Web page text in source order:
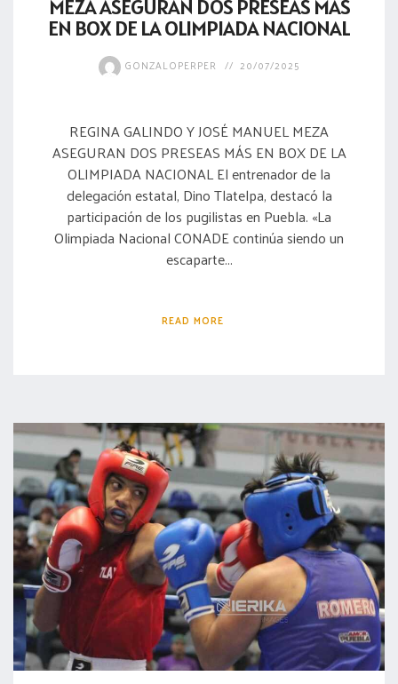
MEZA ASEGURAN DOS PRESEAS MÁS
EN BOX DE LA OLIMPIADA NACIONAL
GONZALOPERPER 20/07/2025
REGINA GALINDO Y JOSÉ MANUEL MEZA
ASEGURAN DOS PRESEAS MÁS EN BOX DE LA
OLIMPIADA NACIONAL El entrenador de la
delegación estatal, Dino Tlatelpa, destacó la
participación de los pugilistas en Puebla. «La
Olimpiada Nacional CONADE continúa siendo un
escaparte...
READ MORE